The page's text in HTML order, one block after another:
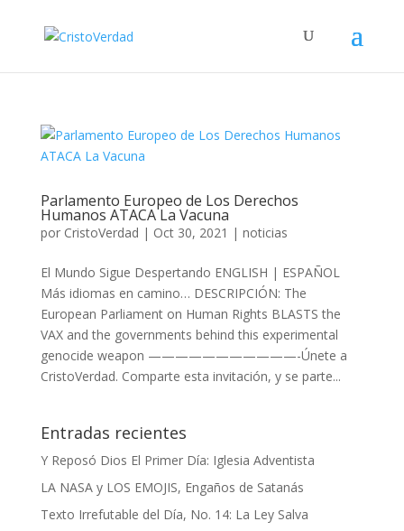
Parlamento Europeo de Los Derechos
Humanos ATACA La Vacuna
por CristoVerdad | Oct 30, 2021 | noticias
El Mundo Sigue Despertando ENGLISH | ESPAÑOL
Más idiomas en camino… DESCRIPCIÓN: The
European Parliament on Human Rights BLASTS the
VAX and the governments behind this experimental
genocide weapon ———————————-Únete a
CristoVerdad. Comparte esta invitación, y se parte...
Entradas recientes
Y Reposó Dios El Primer Día: Iglesia Adventista
LA NASA y LOS EMOJIS, Engaños de Satanás
Texto Irrefutable del Día, No. 14: La Ley Salva